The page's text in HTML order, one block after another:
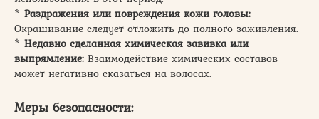
* Раздражения или повреждения кожи головы:
Окрашивание следует отложить до полного заживления.
* Недавно сделанная химическая завивка или
выпрямление: Взаимодействие химических составов
может негативно сказаться на волосах.
Меры безопасности: